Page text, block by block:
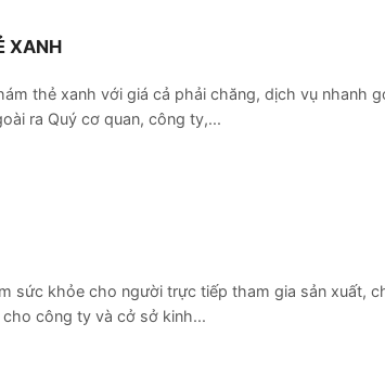
XANH
thẻ xanh với giá cả phải chăng, dịch vụ nhanh
ra Quý cơ quan, công ty,...
sức khỏe cho người trực tiếp tham gia sản xuất,
công ty và cở sở kinh...